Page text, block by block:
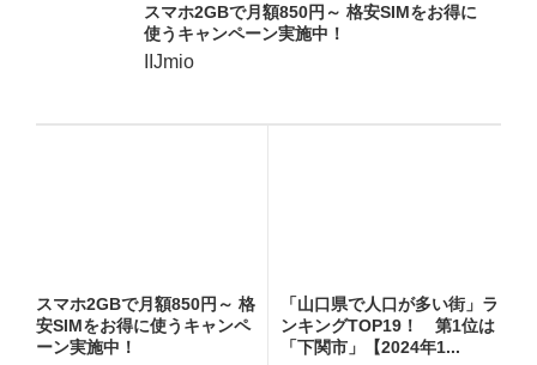
スマホ2GBで月額850円～ 格安SIMをお得に
使うキャンペーン実施中！
IIJmio
スマホ2GBで月額850円～ 格
安SIMをお得に使うキャンペ
ーン実施中！
「山口県で人口が多い街」ラ
ンキングTOP19！ 第1位は
「下関市」【2024年1...